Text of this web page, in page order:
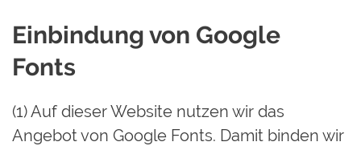
Einbindung von Google
Fonts
(1) Auf dieser Website nutzen wir das
Angebot von Google Fonts. Damit binden wir